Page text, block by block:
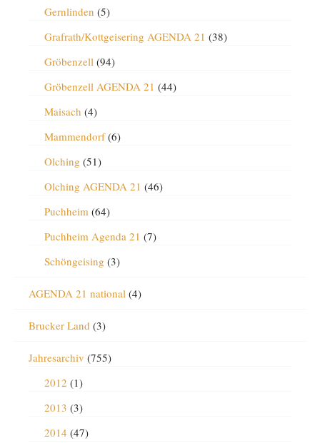
Gernlinden (5)
Grafrath/Kottgeisering AGENDA 21 (38)
Gröbenzell(94)
Gröbenzell AGENDA 21 (44)
Maisach (4)
Mammendorf(6)
Olching (51)
Olching AGENDA 21 (46)
Puchheim(64)
Puchheim Agenda 21 (7)
Schöngeising (3)
AGENDA 21 national(4)
Brucker Land (3)
Jahresarchiv (755)
2012 (1)
2013 (3)
2014 (47)